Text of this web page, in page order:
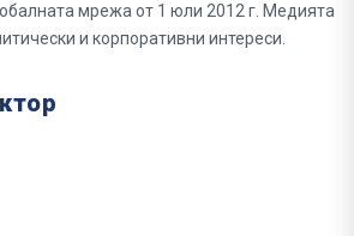
мрежа от 1 юли 2012 г. Медията
и корпоративни интереси.